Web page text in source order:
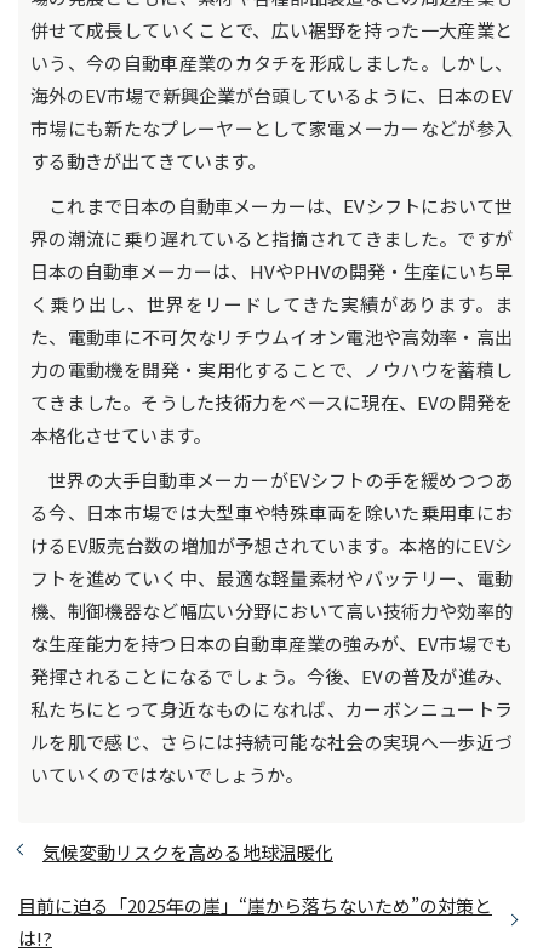
併せて成長していくことで、広い裾野を持った一大産業と
いう、今の自動車産業のカタチを形成しました。しかし、
海外のEV市場で新興企業が台頭しているように、日本のEV
市場にも新たなプレーヤーとして家電メーカーなどが参入
する動きが出てきています。
これまで日本の自動車メーカーは、EVシフトにおいて世
界の潮流に乗り遅れていると指摘されてきました。ですが
日本の自動車メーカーは、HVやPHVの開発・生産にいち早
く乗り出し、世界をリードしてきた実績があります。ま
た、電動車に不可欠なリチウムイオン電池や高効率・高出
力の電動機を開発・実用化することで、ノウハウを蓄積し
てきました。そうした技術力をベースに現在、EVの開発を
本格化させています。
世界の大手自動車メーカーがEVシフトの手を緩めつつあ
る今、日本市場では大型車や特殊車両を除いた乗用車にお
けるEV販売台数の増加が予想されています。本格的にEVシ
フトを進めていく中、最適な軽量素材やバッテリー、電動
機、制御機器など幅広い分野において高い技術力や効率的
な生産能力を持つ日本の自動車産業の強みが、EV市場でも
発揮されることになるでしょう。今後、EVの普及が進み、
私たちにとって身近なものになれば、カーボンニュートラ
ルを肌で感じ、さらには持続可能な社会の実現へ一歩近づ
いていくのではないでしょうか。
気候変動リスクを高める地球温暖化
目前に迫る「2025年の崖」“崖から落ちないため”の対策と
は!?